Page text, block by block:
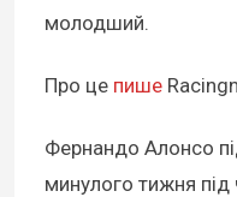
молодший.
Про це пише
Фернандо Алонсо
минулого тижня під